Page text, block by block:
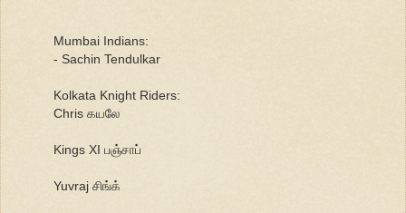
Mumbai Indians:
- Sachin Tendulkar
Kolkata Knight Riders:
Chris கயலே
Kings XI பஞ்சாப்
Yuvraj சிங்க்